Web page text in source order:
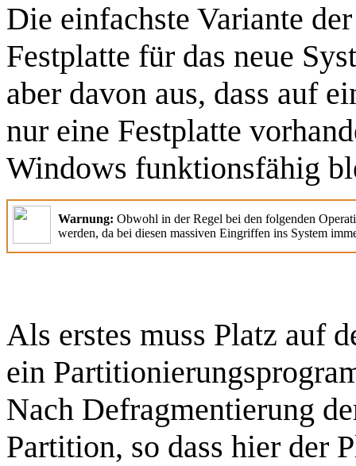
Die einfachste Variante
Festplatte für das neue
aber davon aus, dass auf
nur eine Festplatte
Windows funktionsfähig
Warnung: Obwohl in der Regel bei den folgenden
werden, da bei diesen massiven Eingriffen ins System
Als erstes muss Platz auf
ein
Nach Defragmentierung
Partition, so dass hier der